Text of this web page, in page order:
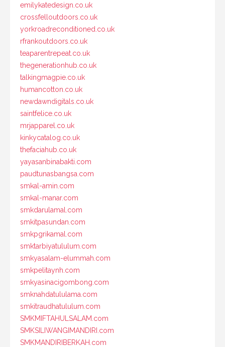
emilykatedesign.co.uk
crossfelloutdoors.co.uk
yorkroadreconditioned.co.uk
rfrankoutdoors.co.uk
teaparentrepeat.co.uk
thegenerationhub.co.uk
talkingmagpie.co.uk
humancotton.co.uk
newdawndigitals.co.uk
saintfelice.co.uk
mrjapparel.co.uk
kinkycatalog.co.uk
thefaciahub.co.uk
yayasanbinabakti.com
paudtunasbangsa.com
smkal-amin.com
smkal-manar.com
smkdarulamal.com
smkitpasundan.com
smkpgrikamal.com
smktarbiyatululum.com
smkyasalam-elummah.com
smkpelitaynh.com
smkyasinacigombong.com
smknahdatululama.com
smkitraudhatululum.com
SMKMIFTAHULSALAM.com
SMKSILIWANGIMANDIRI.com
SMKMANDIRIBERKAH.com